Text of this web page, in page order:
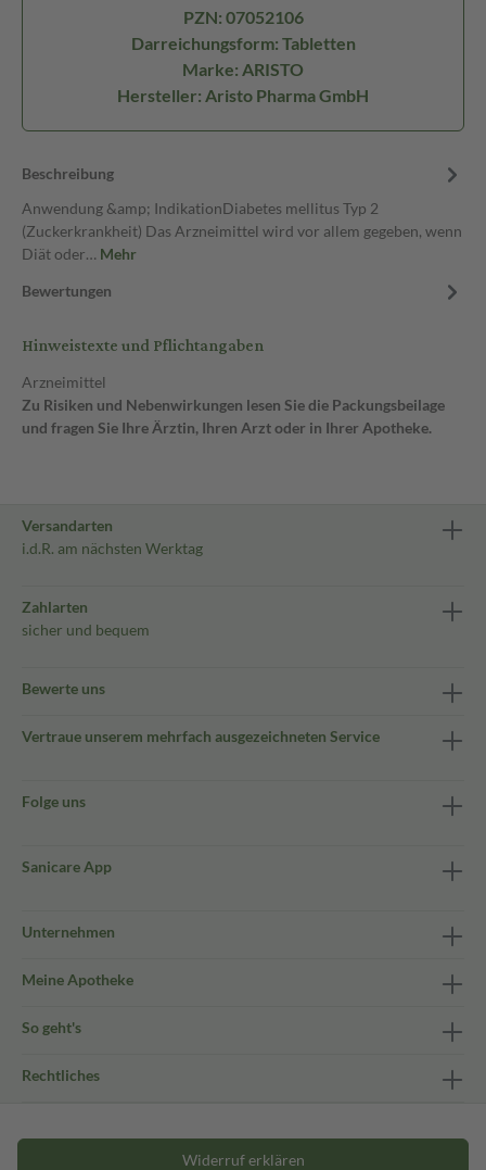
PZN: 07052106
Darreichungsform: Tabletten
Marke: ARISTO
Hersteller: Aristo Pharma GmbH
Beschreibung
Anwendung &amp; IndikationDiabetes mellitus Typ 2
(Zuckerkrankheit) Das Arzneimittel wird vor allem gegeben, wenn
Diät oder… Mehr
Bewertungen
Hinweistexte und Pflichtangaben
Arzneimittel
Zu Risiken und Nebenwirkungen lesen Sie die Packungsbeilage
und fragen Sie Ihre Ärztin, Ihren Arzt oder in Ihrer Apotheke.
Versandarten
i.d.R. am nächsten Werktag
Zahlarten
sicher und bequem
Bewerte uns
Vertraue unserem mehrfach ausgezeichneten Service
Folge uns
Sanicare App
Unternehmen
Meine Apotheke
So geht's
Rechtliches
Widerruf erklären